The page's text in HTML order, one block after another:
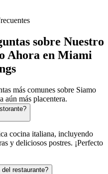
sobre Nuestro
Ahora en Miami
más comunes sobre Siamo
aún más placentera.
cocina italiana, incluyendo
y deliciosos postres. ¡Perfecto
restaurante?